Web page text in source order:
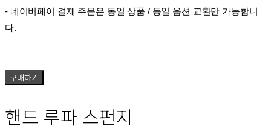
- 네이버페이 결제 주문은 동일 상품 / 동일 옵션 교환만 가능합니
다.
구매하기
핸드 루파 스펀지